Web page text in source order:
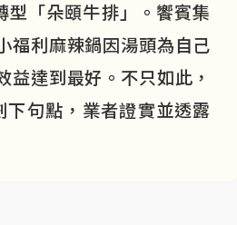
型「朵頤牛排」。饗賓集
福利麻辣鍋因湯頭為自己
達到最好。不只如此，
句點，業者證實並透露